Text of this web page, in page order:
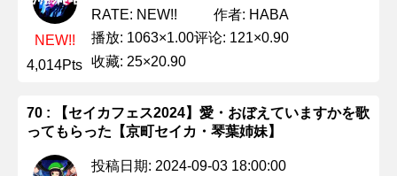
NEW!!
4,014Pts
RATE: NEW!!
作者: HABA
播放: 1063×1.00评论: 121×0.90
收藏: 25×20.90
70 : 【セイカフェス2024】愛・おぼえていますかを歌
ってもらった【京町セイカ・琴葉姉妹】
投稿日期: 2024-09-03 18:00:00